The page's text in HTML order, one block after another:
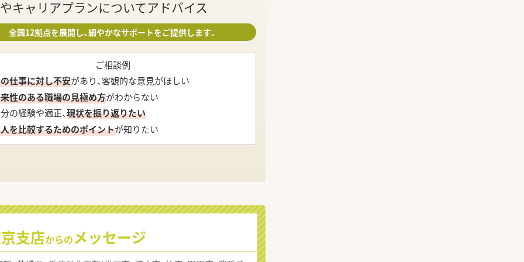
キャリアプランについてアドバイス
全国12拠点を展開し、細やかなサポートをご提供します。
ご相談例
仕事に対し不安があり、客観的な意見がほしい
性のある職場の見極め方がわからない
の経験や適正、現状を振り返りたい
を比較するためのポイントが知りたい
支店からのメッセージ